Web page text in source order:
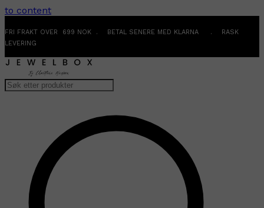
to content
FRI FRAKT OVER 699 NOK . BETAL SENERE MED KLARNA . RASK
LEVERING